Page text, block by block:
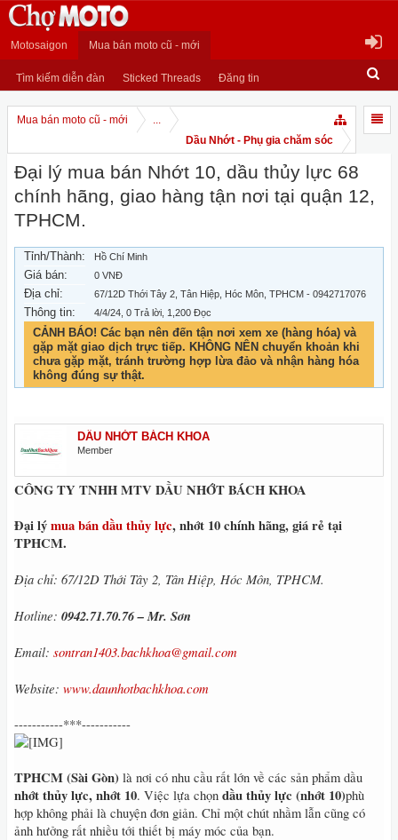
Motosaigon Mua bán moto cũ - mới
Tìm kiếm diễn đàn Sticked Threads Đăng tin
Mua bán moto cũ - mới
...
Dầu Nhớt - Phụ gia chăm sóc
Đại lý mua bán Nhớt 10, dầu thủy lực 68
chính hãng, giao hàng tận nơi tại quận 12,
TPHCM.
Tỉnh/Thành: Hồ Chí Minh
Giá bán: 0 VNĐ
Địa chỉ: 67/12D Thới Tây 2, Tân Hiệp, Hóc Môn, TPHCM - 0942717076
Thông tin: 4/4/24 , 0 Trả lời, 1,200 Đọc
CẢNH BÁO! Các bạn nên đến tận nơi xem xe (hàng hóa) và
gặp mặt giao dịch trực tiếp. KHÔNG NÊN chuyển khoản khi
chưa gặp mặt, tránh trường hợp lừa đảo và nhận hàng hóa
không đúng sự thật.
DẦU NHỚT BÁCH KHOA
Member
CÔNG TY TNHH MTV DẦU NHỚT BÁCH KHOA
Đại lýmua bán dầu thủy lực, nhớt 10 chính hãng, giá rẻ tại
TPHCM.
Địa chỉ: 67/12D Thới Tây 2, Tân Hiệp, Hóc Môn, TPHCM.
Hotline: 0942.71.70.76 – Mr. Sơn
Email: sontran1403.bachkhoa@gmail.com
Website: www.daunhotbachkhoa.com
-----------***-----------
TPHCM (Sài Gòn) là nơi có nhu cầu rất lớn về các sản phẩm dầu
nhớt thủy lực, nhớt 10. Việc lựa chọn dầu thủy lực (nhớt 10)phù
hợp không phải là chuyện đơn giản. Chỉ một chút nhầm lẫn cũng có
ảnh hưởng rất nhiều tới thiết bị máy móc của bạn.